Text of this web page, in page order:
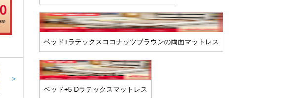
>
ベッド+ラテックスココナッツブラウンの両面マットレス
ベッド+5 Dラテックスマットレス